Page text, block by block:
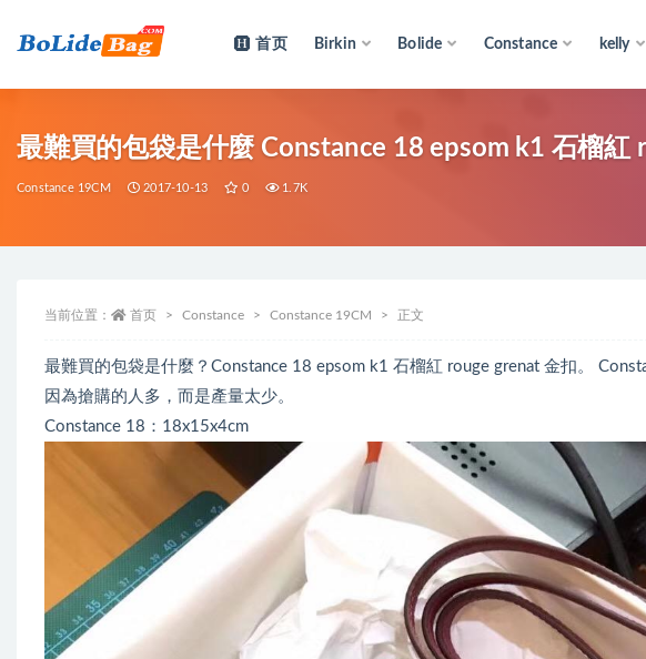
首页 Birkin Bolide Constance kelly
最難買的包袋是什麼 Constance 18 epsom k1 石榴紅
Constance 19CM 2017-10-13 0 1.7K
当前位置： 首页 Constance Constance 19CM 正文
最難買的包袋是什麼？Constance 18 epsom k1 石榴紅 rouge grenat 金扣。
因為搶購的人多，而是產量太少。
Constance 18：18x15x4cm